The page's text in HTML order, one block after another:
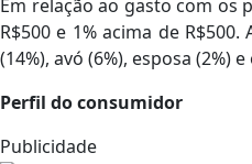
Em relação ao gasto com os
R$500 e 1% acima de
(14%), avó (6%), esposa (2%)
Perfil do consumidor
Publicidade